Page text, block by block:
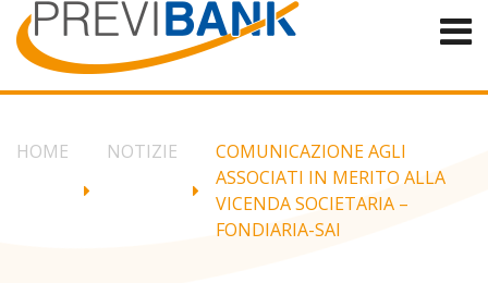
HOME NOTIZIE
COMUNICAZIONE AGLI
ASSOCIATI IN MERITO ALLA
VICENDA SOCIETARIA –
FONDIARIA-SAI